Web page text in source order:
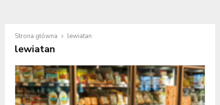
Strona główna lewiatan
lewiatan